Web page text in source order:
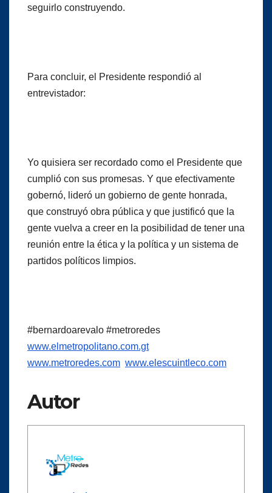
seguirlo construyendo.
Para concluir, el Presidente respondió al
entrevistador:
Yo quisiera ser recordado como el Presidente que
cumplió con sus promesas. Y que efectivamente
gobernó, lideró un gobierno de gente honrada,
que construyó obra pública y que justificó que la
gente vuelva a creer en la posibilidad de tener una
reunión entre la ética y la política y un sistema de
partidos políticos limpios.
#bernardoarevalo #metroredes
www.elmetropolitano.com.gt
www.metroredes.com www.elescuintleco.com
Autor